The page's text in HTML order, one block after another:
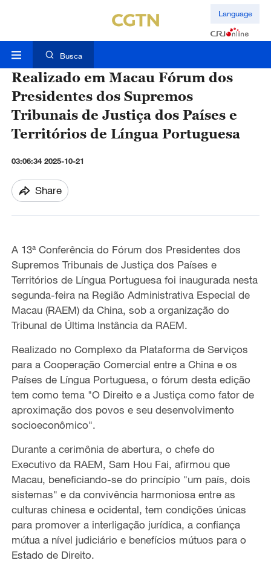
Language
Busca
Realizado em Macau Fórum dos
Presidentes dos Supremos
Tribunais de Justiça dos Países e
Territórios de Língua Portuguesa
03:06:34 2025-10-21
Share
A 13ª Conferência do Fórum dos Presidentes dos
Supremos Tribunais de Justiça dos Países e
Territórios de Língua Portuguesa foi inaugurada nesta
segunda-feira na Região Administrativa Especial de
Macau (RAEM) da China, sob a organização do
Tribunal de Última Instância da RAEM.
Realizado no Complexo da Plataforma de Serviços
para a Cooperação Comercial entre a China e os
Países de Língua Portuguesa, o fórum desta edição
tem como tema "O Direito e a Justiça como fator de
aproximação dos povos e seu desenvolvimento
socioeconômico".
Durante a cerimônia de abertura, o chefe do
Executivo da RAEM, Sam Hou Fai, afirmou que
Macau, beneficiando-se do princípio "um país, dois
sistemas" e da convivência harmoniosa entre as
culturas chinesa e ocidental, tem condições únicas
para promover a interligação jurídica, a confiança
mútua a nível judiciário e benefícios mútuos para o
Estado de Direito.